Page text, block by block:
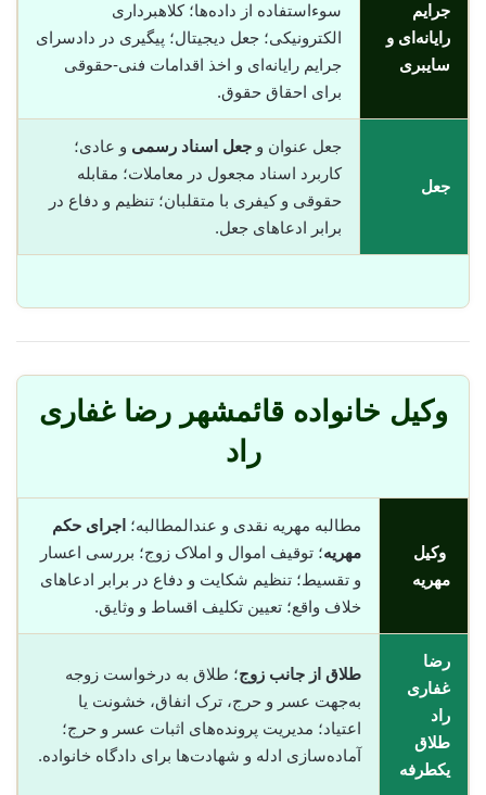
جرایم
رایانه‌ای و
سایبری
سوء‌استفاده از داده‌ها؛ کلاهبرداری
الکترونیکی؛ جعل دیجیتال؛ پیگیری در دادسرای
جرایم رایانه‌ای و اخذ اقدامات فنی-حقوقی
برای احقاق حقوق.
جعل
جعل عنوان و جعل اسناد رسمی و عادی؛
کاربرد اسناد مجعول در معاملات؛ مقابله
حقوقی و کیفری با متقلبان؛ تنظیم و دفاع در
برابر ادعاهای جعل.
وکیل خانواده قائمشهر رضا غفاری
راد
وکیل
مهریه
مطالبه مهریه نقدی و عندالمطالبه؛ اجرای حکم
مهریه؛ توقیف اموال و املاک زوج؛ بررسی اعسار
و تقسیط؛ تنظیم شکایت و دفاع در برابر ادعاهای
خلاف واقع؛ تعیین تکلیف اقساط و وثایق.
رضا
غفاری
راد
طلاق
یکطرفه
طلاق از جانب زوج؛ طلاق به درخواست زوجه
به‌جهت عسر و حرج، ترک انفاق، خشونت یا
اعتیاد؛ مدیریت پرونده‌های اثبات عسر و حرج؛
آماده‌سازی ادله و شهادت‌ها برای دادگاه خانواده.